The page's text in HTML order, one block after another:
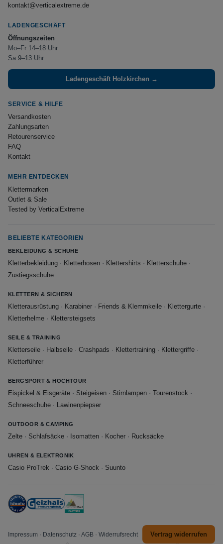
kontakt@verticalextreme.de
LADENGESCHÄFT
Öffnungszeiten
Mo–Fr 14–18 Uhr
Sa 9–13 Uhr
Ladengeschäft Holzkirchen →
SERVICE & HILFE
Versandkosten
Zahlungsarten
Retourenservice
FAQ
Kontakt
MEHR ENTDECKEN
Klettermarken
Outlet & Sale
Tested by VerticalExtreme
BELIEBTE KATEGORIEN
BEKLEIDUNG & SCHUHE
Kletterbekleidung · Kletterhosen · Klettershirts · Kletterschuhe ·
Zustiegsschuhe
KLETTERN & SICHERN
Kletterausrüstung · Karabiner · Friends & Klemmkeile · Klettergurte ·
Kletterhelme · Klettersteigsets
SEILE & TRAINING
Kletterseile · Halbseile · Crashpads · Klettertraining · Klettergriffe ·
Kletterführer
BERGSPORT & HOCHTOUR
Eispickel & Eisgeräte · Steigeisen · Stirnlampen · Tourenstock ·
Schneeschuhe · Lawinenpiepser
OUTDOOR & CAMPING
Zelte · Schlafsäcke · Isomatten · Kocher · Rucksäcke
UHREN & ELEKTRONIK
Casio ProTrek · Casio G-Shock · Suunto
Impressum · Datenschutz · AGB · Widerrufsrecht Vertrag widerrufen